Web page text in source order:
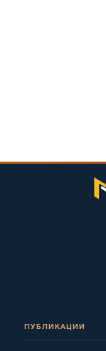
ПУБЛИКАЦИИ